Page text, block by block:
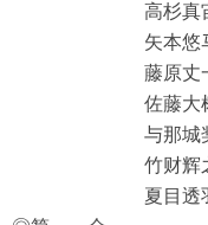
高杉真宙
矢本悠马
藤原丈一郎
佐藤大树
与那城奖
竹财辉之助
夏目透羽